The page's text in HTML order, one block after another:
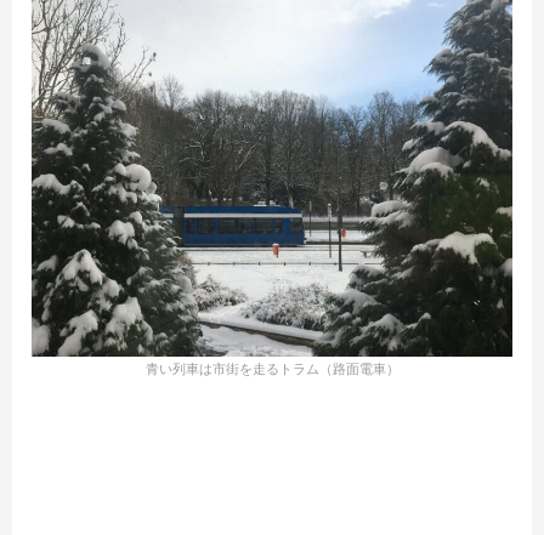
青い列車は市街を走るトラム（路面電車）